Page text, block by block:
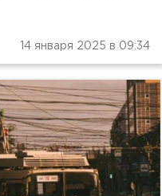
14 января 2025 в 09:34